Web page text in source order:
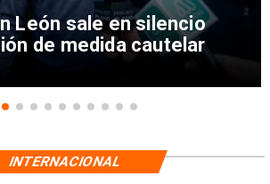
León sale en silencio
de medida cautelar
INTERNACIONAL